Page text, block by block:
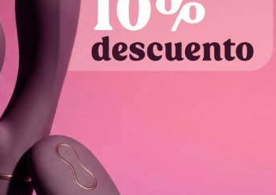
que vendemos funcionan
algún defecto de fabricación te lo
ley de 2 años de garantía significa que
defectos de fabricación durante
o uso indebido.
la entrega para devolver productos